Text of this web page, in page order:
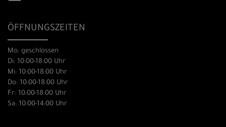
ÖFFNUNGSZEITEN
Mo: geschlossen
Di: 10:00-18:00 Uhr
Mi: 10:00-18:00 Uhr
Do: 10:00-18:00 Uhr
Fr: 10:00-18:00 Uhr
Sa: 10:00-14:00 Uhr